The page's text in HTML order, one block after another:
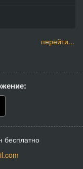
перейти...
бесплатно